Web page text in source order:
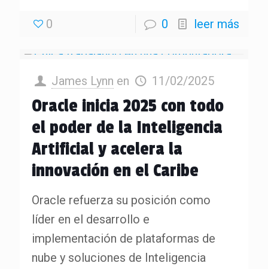
0 0 leer más
James Lynn en 11/02/2025
Oracle inicia 2025 con todo
el poder de la Inteligencia
Artificial y acelera la
innovación en el Caribe
Oracle refuerza su posición como
líder en el desarrollo e
implementación de plataformas de
nube y soluciones de Inteligencia